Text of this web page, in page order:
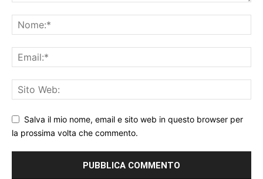
Salva il mio nome, email e sito web in questo browser per
la prossima volta che commento.